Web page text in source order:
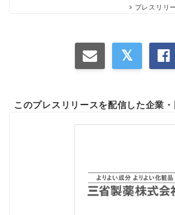
プレスリリ
このプレスリリースを配信した企業